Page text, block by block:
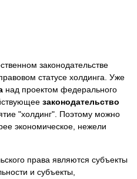
законодательстве
статусе холдинга. Уже
над проектом федерального
законодательство
"холдинг". Поэтому можно
экономическое, нежели
права являются субъекты
и субъекты,